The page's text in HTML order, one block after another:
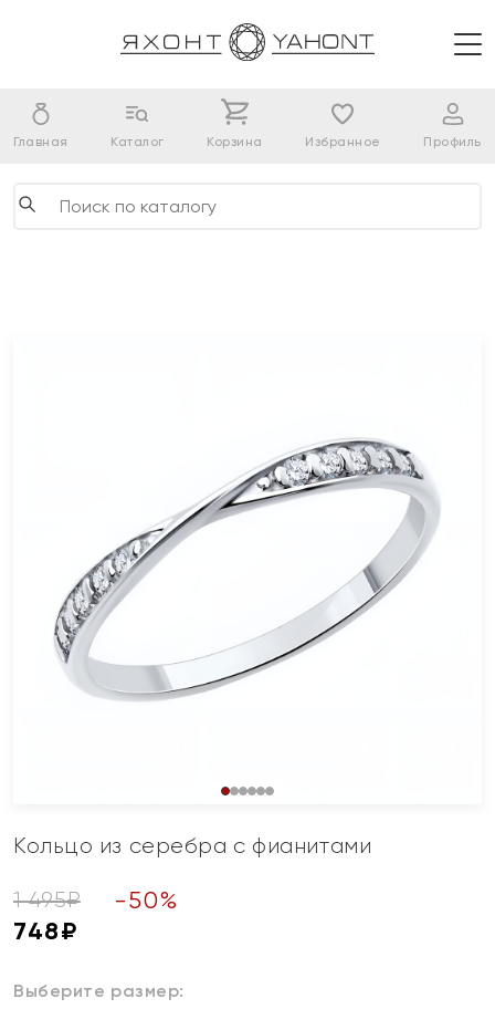
Главная Каталог Корзина Избранное Профиль
Кольцо из серебра с фианитами
1 495₽ -50%
748₽
Выберите размер: